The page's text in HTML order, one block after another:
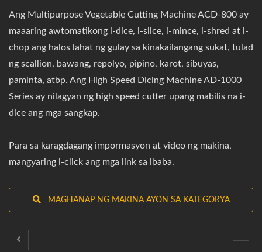
Ang Multipurpose Vegetable Cutting Machine ACD-800 ay
maaaring awtomatikong i-dice, i-slice, i-mince, i-shred at i-
chop ang halos lahat ng gulay sa kinakailangang sukat, tulad
ng scallion, bawang, repolyo, pipino, karot, sibuyas,
paminta, atbp. Ang High Speed Dicing Machine AD-1000
Series ay nilagyan ng high speed cutter upang mabilis na i-
dice ang mga sangkap.
Para sa karagdagang impormasyon at video ng makina,
mangyaring i-click ang mga link sa ibaba.
MAGHANAP NG MAKINA AYON SA KATEGORYA